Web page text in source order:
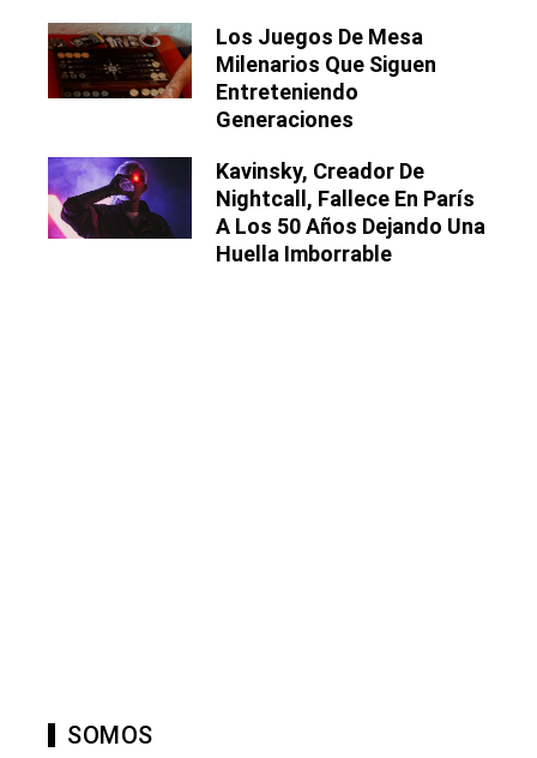
Los Juegos De Mesa
Milenarios Que Siguen
Entreteniendo
Generaciones
Kavinsky, Creador De
Nightcall, Fallece En París
A Los 50 Años Dejando Una
Huella Imborrable
SOMOS